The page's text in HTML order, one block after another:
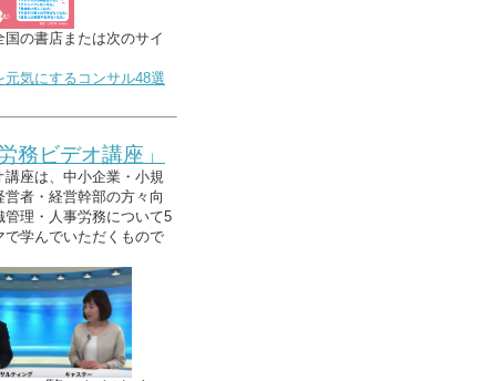
国の書店または次のサイ
元気にするコンサル48選
務ビデオ講座」
講座は、中小企業・小規
営者・経営幹部の方々向
管理・人事労務について5
で学んでいただくもので